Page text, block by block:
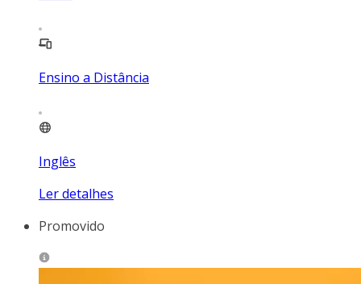
Ensino a Distância
Inglês
Ler detalhes
Promovido